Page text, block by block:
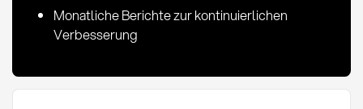
Monatliche Berichte zur kontinuierlichen
Verbesserung